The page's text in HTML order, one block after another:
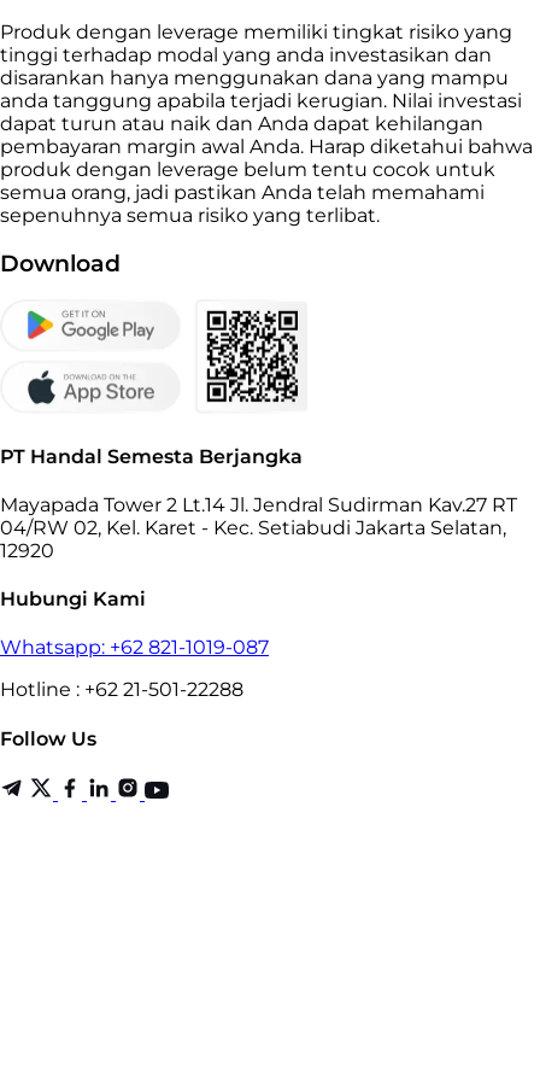
Produk dengan leverage memiliki tingkat risiko yang
tinggi terhadap modal yang anda investasikan dan
disarankan hanya menggunakan dana yang mampu
anda tanggung apabila terjadi kerugian. Nilai investasi
dapat turun atau naik dan Anda dapat kehilangan
pembayaran margin awal Anda. Harap diketahui bahwa
produk dengan leverage belum tentu cocok untuk
semua orang, jadi pastikan Anda telah memahami
sepenuhnya semua risiko yang terlibat.
Download
PT Handal Semesta Berjangka
Mayapada Tower 2 Lt.14 Jl. Jendral Sudirman Kav.27 RT
04/RW 02, Kel. Karet - Kec. Setiabudi Jakarta Selatan,
12920
Hubungi Kami
Whatsapp: +62 821-1019-087
Hotline : +62 21-501-22288
Follow Us